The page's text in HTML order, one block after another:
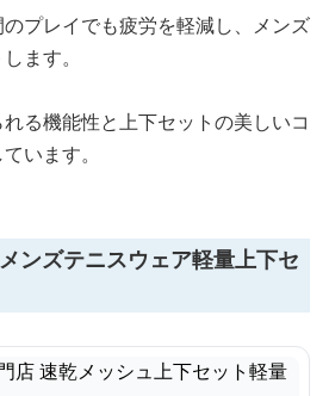
プレイでも疲労を軽減し、メンズ
ます。
る機能性と上下セットの美しいコ
います。
ンズテニスウェア軽量上下セ